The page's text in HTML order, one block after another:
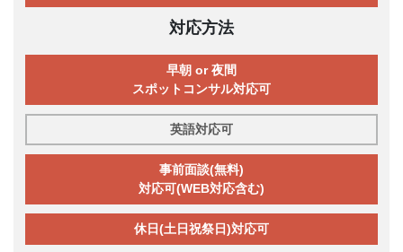
対応方法
早朝 or 夜間
スポットコンサル対応可
英語対応可
事前面談(無料)
対応可(WEB対応含む)
休日(土日祝祭日)対応可